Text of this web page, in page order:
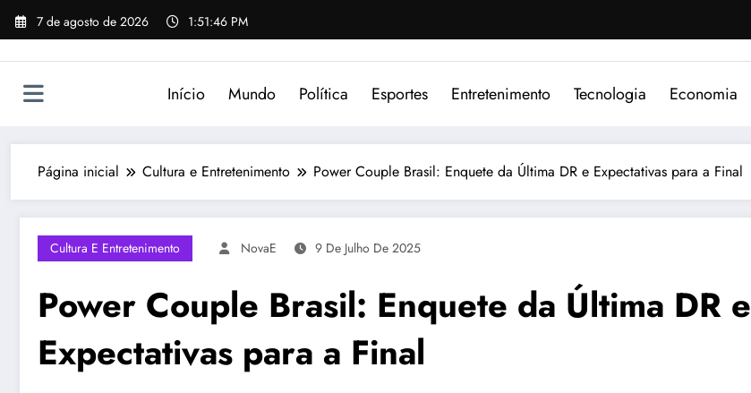
Pular
para
7 de agosto de 2026 1:51:46 PM
Início Mundo Política Esportes Entretenimento Tecnologia Economia
Página inicial Cultura e Entretenimento Power Couple Brasil: Enquete da Última DR e Expectativas para a Final
Cultura E Entretenimento NovaE 9 De Julho De 2025
Power Couple Brasil: Enquete da Última DR e
Expectativas para a Final